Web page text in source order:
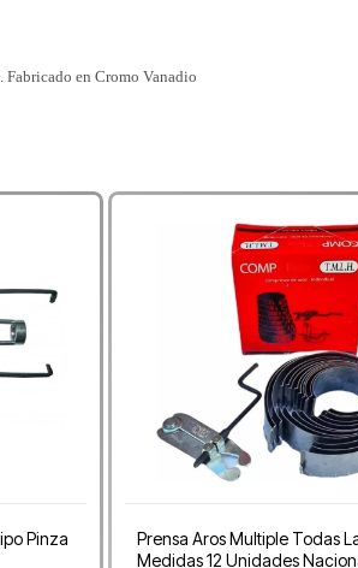
en Cromo Vanadio
Pinza
Prensa Aros Multiple Todas
Medidas 12 Unidades